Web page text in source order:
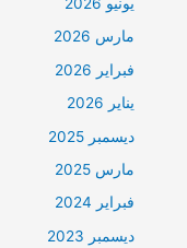
مارس 2026
فبراير 2026
يناير 2026
ديسمبر 2025
مارس 2025
فبراير 2024
ديسمبر 2023